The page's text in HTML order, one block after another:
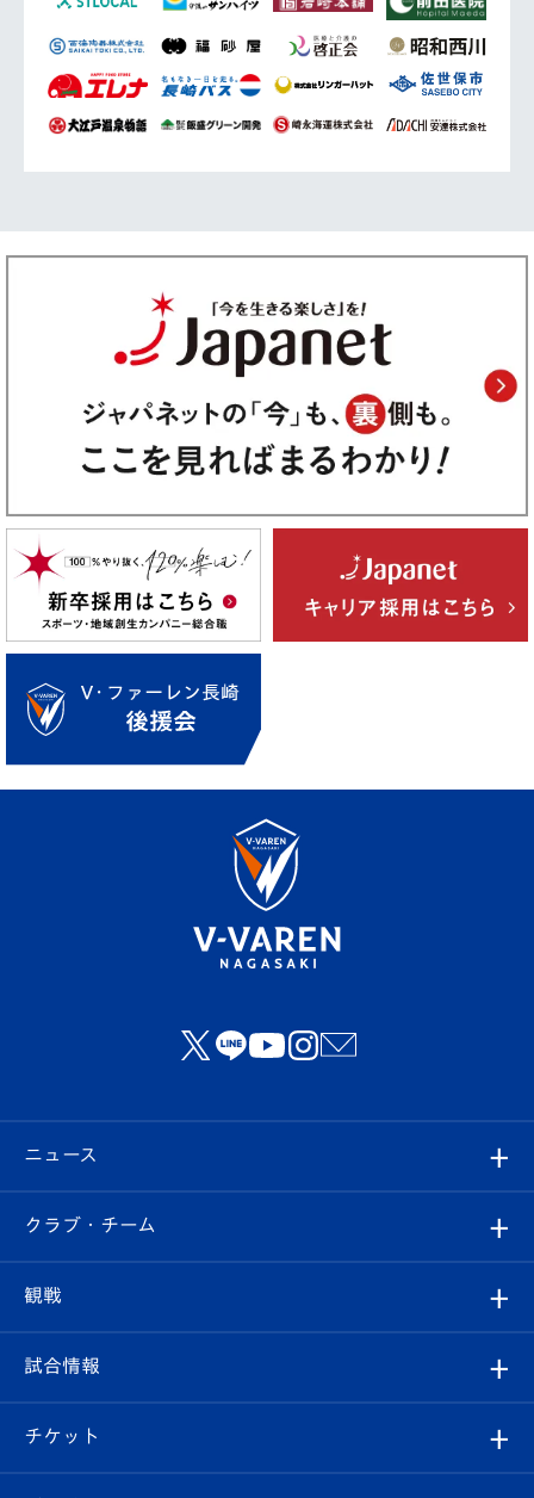
ニュース
すべて
クラブ
試合情報
クラブ・チーム
クラブ概要
エンブレム紹介
観戦
観戦ルール
はじめての観戦ガイド
試合情報
試合日程/結果
チケット